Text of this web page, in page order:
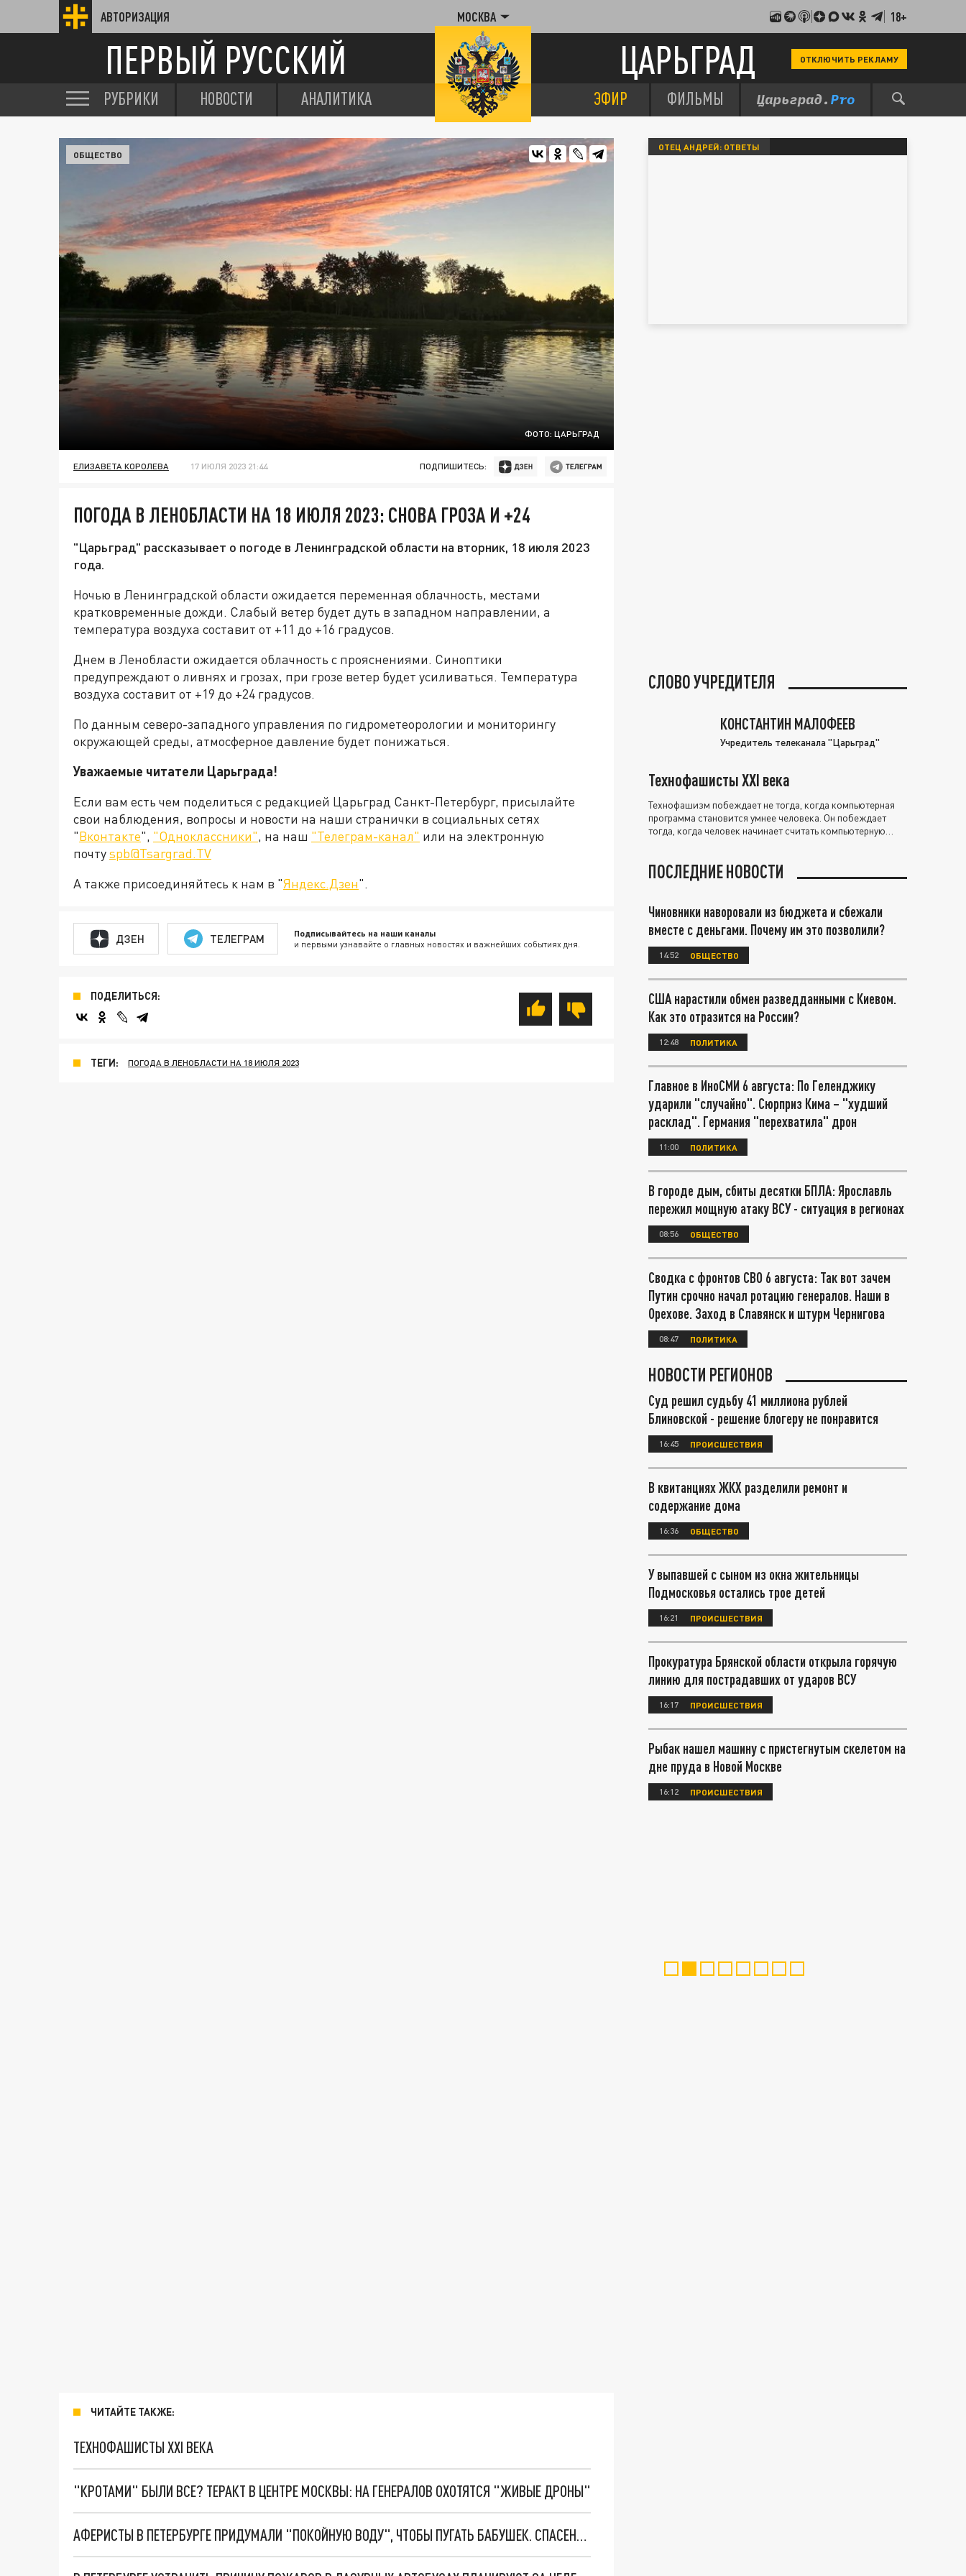
АВТОРИЗАЦИЯ МОСКВА 18+
ПЕРВЫЙ РУССКИЙ ЦАРЬГРАД ОТКЛЮЧИТЬ РЕКЛАМУ
РУБРИКИ НОВОСТИ АНАЛИТИКА ЭФИР ФИЛЬМЫ
ФОТО: ЦАРЬГРАД
ОБЩЕСТВО
ЕЛИЗАВЕТА КОРОЛЕВА 17 ИЮЛЯ 2023 21:44 ПОДПИШИТЕСЬ:
ПОГОДА В ЛЕНОБЛАСТИ НА 18 ИЮЛЯ 2023: СНОВА ГРОЗА И +24
"Царьград" рассказывает о погоде в Ленинградской области на вторник, 18 июля 2023
года.
Ночью в Ленинградской области ожидается переменная облачность, местами
кратковременные дожди. Слабый ветер будет дуть в западном направлении, а
температура воздуха составит от +11 до +16 градусов.
Днем в Ленобласти ожидается облачность с прояснениями. Синоптики
предупреждают о ливнях и грозах, при грозе ветер будет усиливаться. Температура
воздуха составит от +19 до +24 градусов.
По данным северо-западного управления по гидрометеорологии и мониторингу
окружающей среды, атмосферное давление будет понижаться.
Уважаемые читатели Царьграда!
Если вам есть чем поделиться с редакцией Царьград Санкт-Петербург, присылайте
свои наблюдения, вопросы и новости на наши странички в социальных сетях
"Вконтакте", "Одноклассники", на наш "Телеграм-канал" или на электронную
почтуspb@Tsargrad.TV
А также присоединяйтесь к нам в "Яндекс.Дзен".
ДЗЕН ТЕЛЕГРАМ Подписывайтесь на наши каналы
и первыми узнавайте о главных новостях и важнейших событиях дня.
ПОДЕЛИТЬСЯ:
ТЕГИ: ПОГОДА В ЛЕНОБЛАСТИ НА 18 ИЮЛЯ 2023
ЧИТАЙТЕ ТАКЖЕ:
ТЕХНОФАШИСТЫ XXI ВЕКА
"КРОТАМИ" БЫЛИ ВСЕ? ТЕРАКТ В ЦЕНТРЕ МОСКВЫ: НА ГЕНЕРАЛОВ ОХОТЯТСЯ "ЖИВЫЕ ДРОНЫ"
АФЕРИСТЫ В ПЕТЕРБУРГЕ ПРИДУМАЛИ "ПОКОЙНУЮ ВОДУ", ЧТОБЫ ПУГАТЬ БАБУШЕК. СПАСЕНИЕ ВНУКОВ СТОИТ ДОРОГО
ОТЕЦ АНДРЕЙ: ОТВЕТЫ
СЛОВО УЧРЕДИТЕЛЯ
КОНСТАНТИН МАЛОФЕЕВ
Учредитель телеканала "Царьград"
Технофашисты XXI века
Технофашизм побеждает не тогда, когда компьютерная
программа становится умнее человека. Он побеждает
тогда, когда человек начинает считать компьютерную
ПОСЛЕДНИЕ НОВОСТИ
Чиновники наворовали из бюджета и сбежали
вместе с деньгами. Почему им это позволили?
14:52 ОБЩЕСТВО
США нарастили обмен разведданными с Киевом.
Как это отразится на России?
12:48 ПОЛИТИКА
Главное в ИноСМИ 6 августа: По Геленджику
ударили "случайно". Сюрприз Кима – "худший
расклад". Германия "перехватила" дрон
11:00 ПОЛИТИКА
В городе дым, сбиты десятки БПЛА: Ярославль
пережил мощную атаку ВСУ - ситуация в регионах
08:56 ОБЩЕСТВО
Сводка с фронтов СВО 6 августа: Так вот зачем
Путин срочно начал ротацию генералов. Наши в
Орехове. Заход в Славянск и штурм Чернигова
08:47 ПОЛИТИКА
НОВОСТИ РЕГИОНОВ
Суд решил судьбу 41 миллиона рублей
Блиновской - решение блогеру не понравится
16:45 ПРОИСШЕСТВИЯ
В квитанциях ЖКХ разделили ремонт и
содержание дома
16:36 ОБЩЕСТВО
У выпавшей с сыном из окна жительницы
Подмосковья остались трое детей
16:21 ПРОИСШЕСТВИЯ
Прокуратура Брянской области открыла горячую
линию для пострадавших от ударов ВСУ
16:17 ПРОИСШЕСТВИЯ
Рыбак нашел машину с пристегнутым скелетом на
дне пруда в Новой Москве
16:12 ПРОИСШЕСТВИЯ